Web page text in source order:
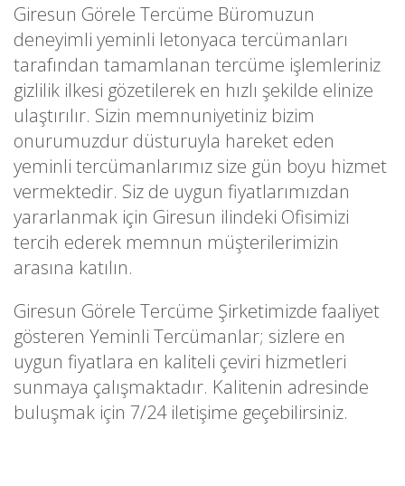
Giresun Görele Tercüme Büromuzun
deneyimli yeminli letonyaca tercümanları
tarafından tamamlanan tercüme işlemleriniz
gizlilik ilkesi gözetilerek en hızlı şekilde elinize
ulaştırılır. Sizin memnuniyetiniz bizim
onurumuzdur düsturuyla hareket eden
yeminli tercümanlarımız size gün boyu hizmet
vermektedir. Siz de uygun fiyatlarımızdan
yararlanmak için Giresun ilindeki Ofisimizi
tercih ederek memnun müşterilerimizin
arasına katılın.
Giresun Görele Tercüme Şirketimizde faaliyet
gösteren Yeminli Tercümanlar; sizlere en
uygun fiyatlara en kaliteli çeviri hizmetleri
sunmaya çalışmaktadır. Kalitenin adresinde
buluşmak için 7/24 iletişime geçebilirsiniz.